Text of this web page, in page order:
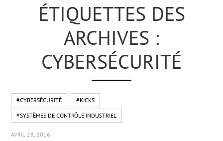
ÉTIQUETTES DES
ARCHIVES :
CYBERSÉCURITÉ
#CYBERSÉCURITÉ #KICKS
#SYSTÈMES DE CONTRÔLE INDUSTRIEL
AVRIL 28, 2016